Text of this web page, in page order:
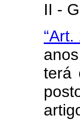
II -
terá